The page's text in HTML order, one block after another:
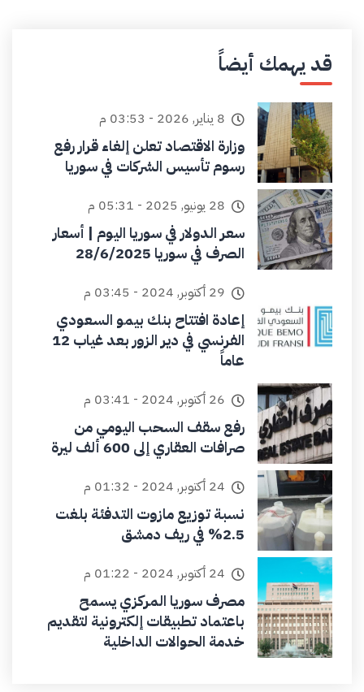
قد يهمك أيضاً
8 يناير, 2026 - 03:53 م
وزارة الاقتصاد تعلن إلغاء قرار رفع
رسوم تأسيس الشركات في سوريا
28 يونيو, 2025 - 05:31 م
سعر الدولار في سوريا اليوم | أسعار
الصرف في سوريا 28/6/2025
29 أكتوبر, 2024 - 03:45 م
إعادة افتتاح بنك بيمو السعودي
الفرنسي في دير الزور بعد غياب 12
عاماً
26 أكتوبر, 2024 - 03:41 م
رفع سقف السحب اليومي من
صرافات العقاري إلى 600 ألف ليرة
24 أكتوبر, 2024 - 01:32 م
نسبة توزيع مازوت التدفئة بلغت
2.5% في ريف دمشق
24 أكتوبر, 2024 - 01:22 م
مصرف سوريا المركزي يسمح
باعتماد تطبيقات إلكترونية لتقديم
خدمة الحوالات الداخلية